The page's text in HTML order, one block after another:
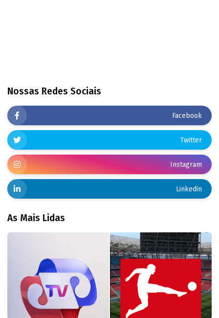
Nossas Redes Sociais
Facebook
Twitter
Instagram
Linkedin
As Mais Lidas